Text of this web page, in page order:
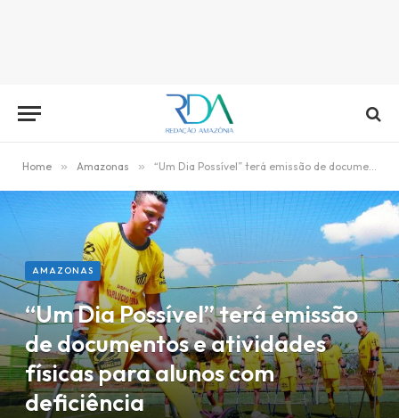
Home » Amazonas » “Um Dia Possível” terá emissão de documentos e atividades físicas para alunos com deficiência
AMAZONAS
“Um Dia Possível” terá emissão
de documentos e atividades
físicas para alunos com
deficiência